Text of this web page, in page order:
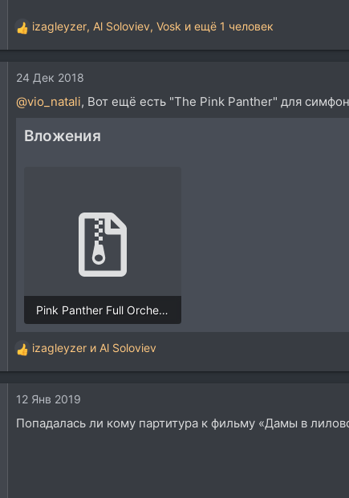
Р
е
к
и
izagleyzer, Al Soloviev, Vosk и ещё 1 человек
24 Дек 2018
@vio_natali, Вот ещё есть "The Pink Panther" для
Вложения
Pink Panther Full Orchestra.zip
Р
е
к
и
izagleyzer и Al Soloviev
12 Янв 2019
Попадалась ли кому партитура к фильму «Дамы в